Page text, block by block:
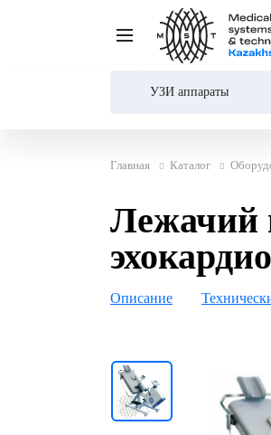
УЗИ аппараты
Главная Каталог
Лежачий
Лежачий
Описание